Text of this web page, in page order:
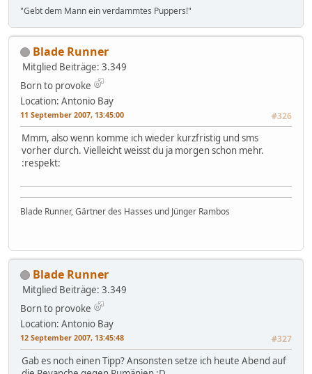
"Gebt dem Mann ein verdammtes Puppers!"
Blade Runner
Mitglied Beiträge: 3.349
Born to provoke
Location: Antonio Bay
11 September 2007, 13:45:00 #326
Mmm, also wenn komme ich wieder kurzfristig und sms
vorher durch. Vielleicht weisst du ja morgen schon mehr.
:respekt:
Blade Runner, Gärtner des Hasses und Jünger Rambos
Blade Runner
Mitglied Beiträge: 3.349
Born to provoke
Location: Antonio Bay
12 September 2007, 13:45:48 #327
Gab es noch einen Tipp? Ansonsten setze ich heute Abend auf